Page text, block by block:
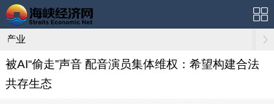
产业
被AI“偷走”声音 配音演员集体维权：希望构建合法
共存生态